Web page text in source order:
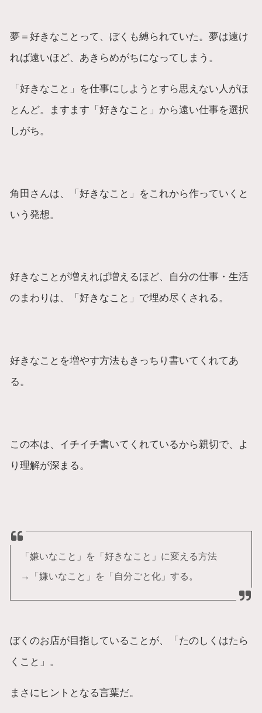
夢＝好きなことって、ぼくも縛られていた。夢は遠け
れば遠いほど、あきらめがちになってしまう。
「好きなこと」を仕事にしようとすら思えない人がほ
とんど。ますます「好きなこと」から遠い仕事を選択
しがち。
角田さんは、「好きなこと」をこれから作っていくと
いう発想。
好きなことが増えれば増えるほど、自分の仕事・生活
のまわりは、「好きなこと」で埋め尽くされる。
好きなことを増やす方法もきっちり書いてくれてあ
る。
この本は、イチイチ書いてくれているから親切で、よ
り理解が深まる。
「嫌いなこと」を「好きなこと」に変える方法
→「嫌いなこと」を「自分ごと化」する。
ぼくのお店が目指していることが、「たのしくはたら
くこと」。
まさにヒントとなる言葉だ。